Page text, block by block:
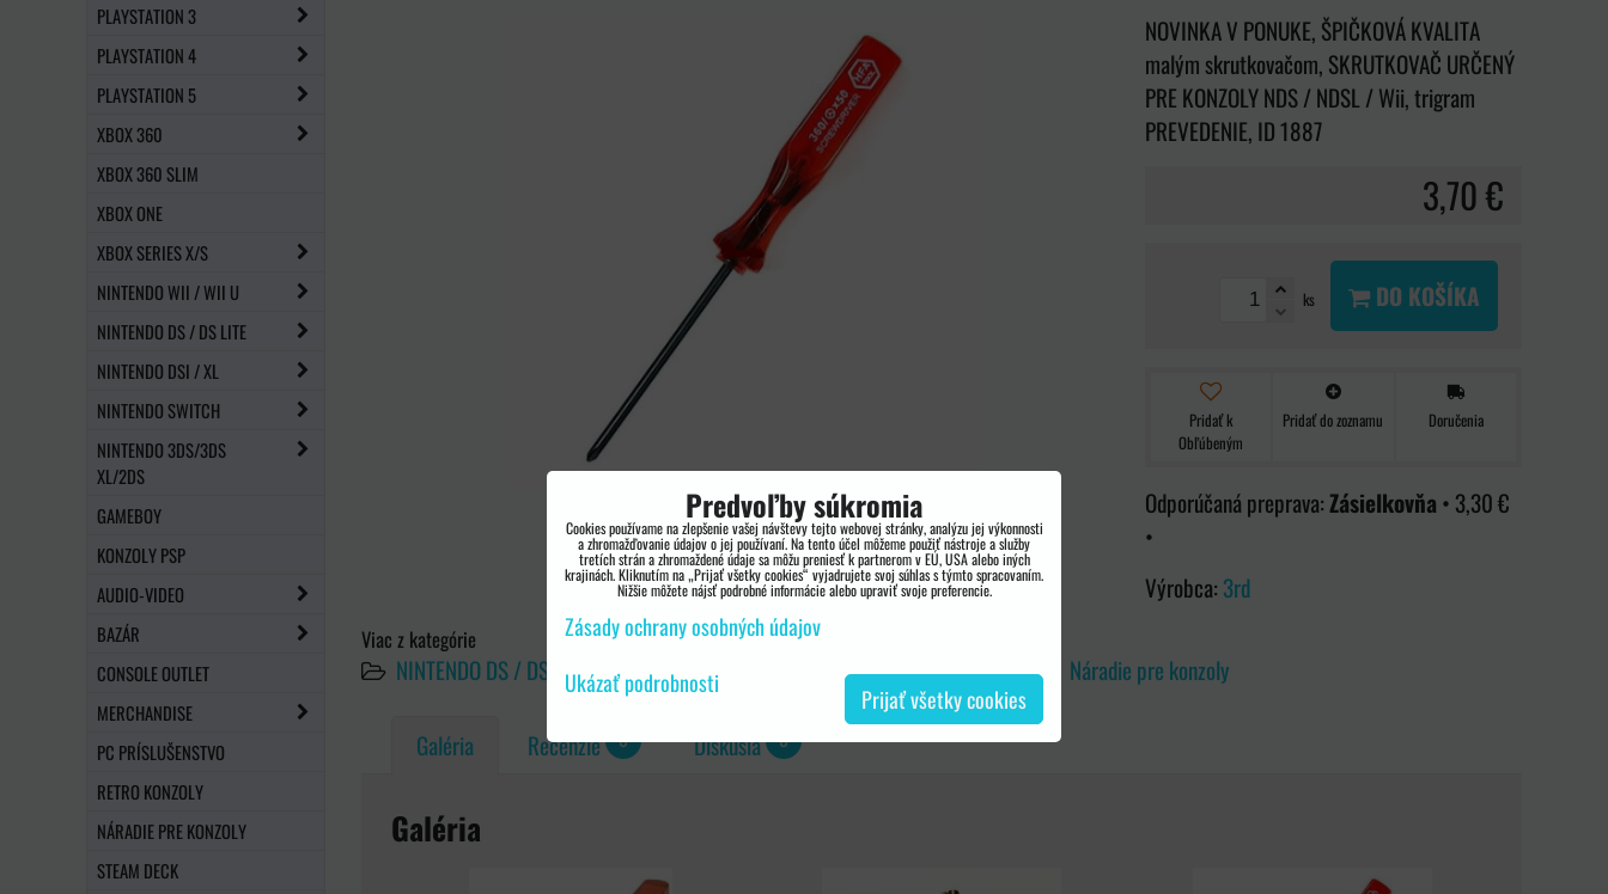
NOVINKA V PONUKE, ŠPIČKOVÁ KVALITA
malým skrutkovačom, SKRUTKOVAČ URČENÝ
PRE KONZOLY NDS / NDSL / Wii, trigram
PREVEDENIE, ID 1887
3,70 €
ks DO KOŠÍKA
Pridať k
Obľúbeným
Pridať do zoznamu Doručenia
Zásielkovňa• 3,30 €
•
Výrobca: 3rd
Viac z kategórie
NINTENDO DS / DS lite DS príslušenstvo DS lite príslušenstvo Náradie pre konzoly
Galéria Recenzie 0 Diskusia 0
Galéria
PLAYSTATION 3
PLAYSTATION 4
PLAYSTATION 5
XBOX 360
XBOX 360 SLIM
XBOX ONE
XBOX SERIES X/S
NINTENDO WII / WII U
NINTENDO DS / DS LITE
NINTENDO DSI / XL
NINTENDO SWITCH
NINTENDO 3DS/3DS
XL/2DS
GAMEBOY
KONZOLY PSP
AUDIO-VIDEO
BAZÁR
CONSOLE OUTLET
MERCHANDISE
PC PRÍSLUŠENSTVO
RETRO KONZOLY
NÁRADIE PRE KONZOLY
STEAM DECK
Predvoľby súkromia
Cookies používame na zlepšenie vašej návštevy tejto webovej stránky, analýzu jej výkonnosti
a zhromažďovanie údajov o jej používaní. Na tento účel môžeme použiť nástroje a služby
tretích strán a zhromaždené údaje sa môžu preniesť k partnerom v EÚ, USA alebo iných
krajinách. Kliknutím na „Prijať všetky cookies“ vyjadrujete svoj súhlas s týmto spracovaním.
Nižšie môžete nájsť podrobné informácie alebo upraviť svoje preferencie.
Zásady ochrany osobných údajov
Ukázať podrobnosti
Prijať všetky cookies